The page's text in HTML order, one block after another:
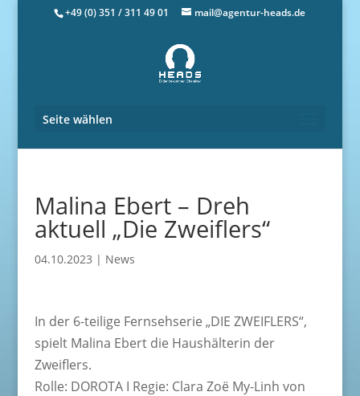
+49 (0) 351 / 311 49 01 mail@agentur-heads.de
Seite wählen
Malina Ebert – Dreh
aktuell „Die Zweiflers“
04.10.2023 | News
In der 6-teilige Fernsehserie „DIE ZWEIFLERS“,
spielt Malina Ebert die Haushälterin der
Zweiflers.
Rolle: DOROTA I Regie: Clara Zoë My-Linh von